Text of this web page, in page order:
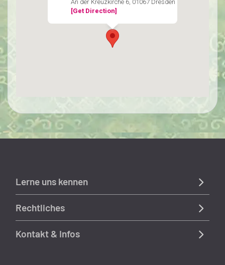
An der Kreuzkirche 6, 01067 Dresden
[Get Direction]
Lerne uns kennen
Rechtliches
Kontakt & Infos